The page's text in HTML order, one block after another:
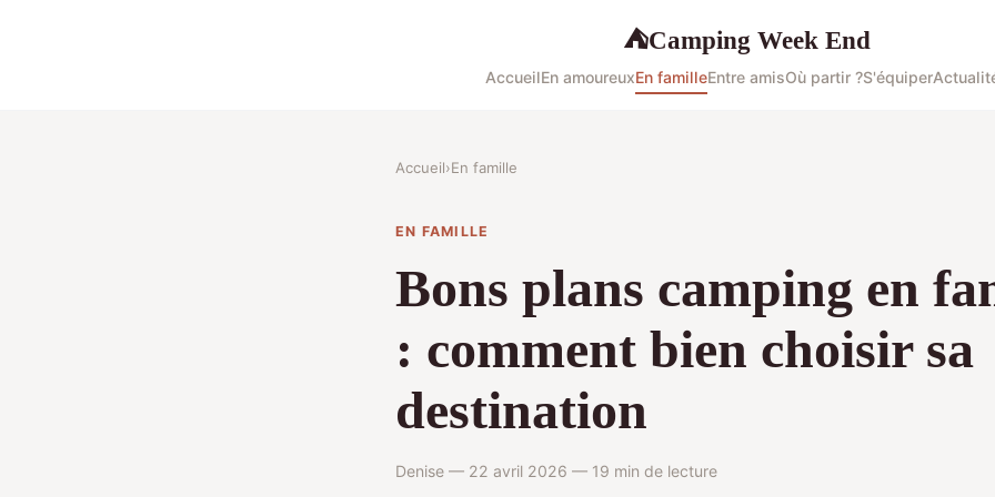
⛺Camping Week End
AccueilEn amoureuxEn familleEntre amisOù partir ?S'équiper
Accueil›En famille
EN FAMILLE
Bons plans camping en
: comment bien choisir sa
destination
Denise — 22 avril 2026 — 19 min de lecture